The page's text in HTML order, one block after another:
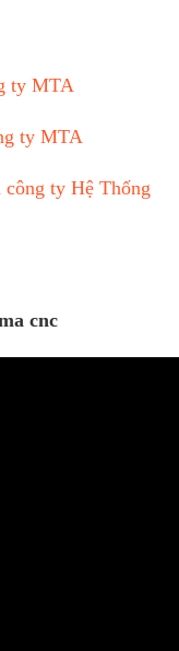
ty MTA
ty MTA
công ty Hệ Thống
cnc